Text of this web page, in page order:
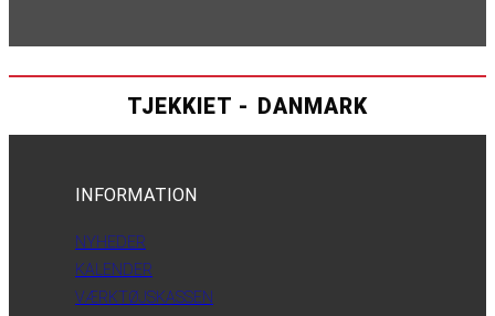
TJEKKIET - DANMARK
INFORMATION
NYHEDER
KALENDER
VÆRKTØJSKASSEN